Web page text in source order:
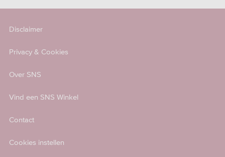
Disclaimer
Privacy & Cookies
Over SNS
Vind een SNS Winkel
Contact
Cookies instellen